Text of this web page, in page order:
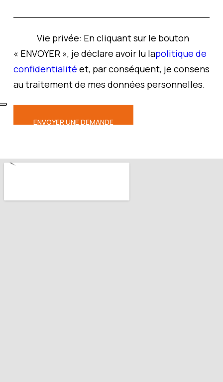
Vie privée: En cliquant sur le bouton
« ENVOYER », je déclare avoir lu lapolitique de
confidentialité et, par conséquent, je consens
au traitement de mes données personnelles.